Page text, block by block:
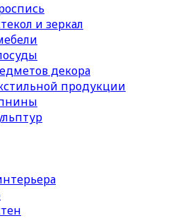
и зеркал
декора
продукции